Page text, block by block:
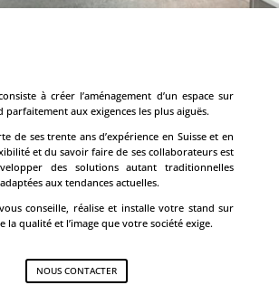
à créer l’aménagement d’un espace sur
parfaitement aux exigences les plus aiguës.
de ses trente ans d’expérience en Suisse et en
et du savoir faire de ses collaborateurs est
des solutions autant traditionnelles
aux tendances actuelles.
conseille, réalise et installe votre stand sur
la qualité et l’image que votre société exige.
NOUS CONTACTER